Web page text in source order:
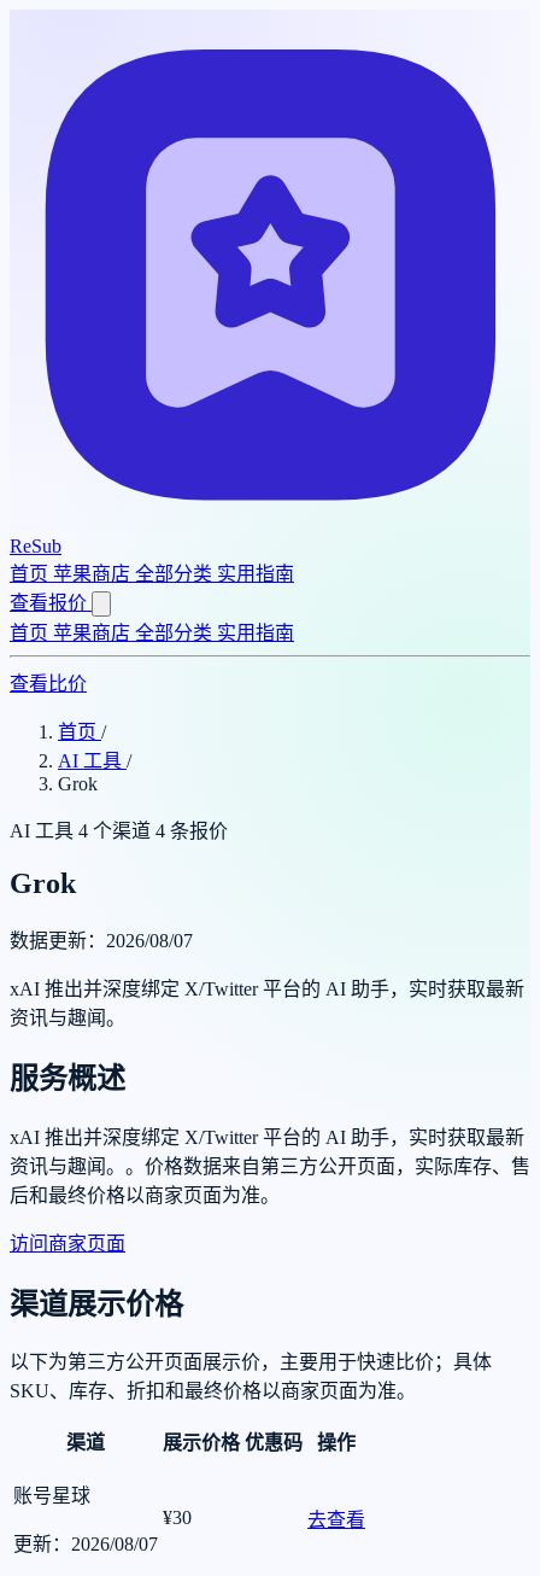
ReSub
首页 苹果商店 全部分类 实用指南
查看报价
首页 苹果商店 全部分类 实用指南
查看比价
首页 /
AI 工具 /
Grok
AI 工具 4 个渠道 4 条报价
Grok
数据更新：2026/08/07
xAI 推出并深度绑定 X/Twitter 平台的 AI 助手，实时获取最新
资讯与趣闻。
服务概述
xAI 推出并深度绑定 X/Twitter 平台的 AI 助手，实时获取最新
资讯与趣闻。。价格数据来自第三方公开页面，实际库存、售
后和最终价格以商家页面为准。
访问商家页面
渠道展示价格
以下为第三方公开页面展示价，主要用于快速比价；具体
SKU、库存、折扣和最终价格以商家页面为准。
渠道 展示价格 优惠码 操作
账号星球
更新：2026/08/07
¥30 去查看